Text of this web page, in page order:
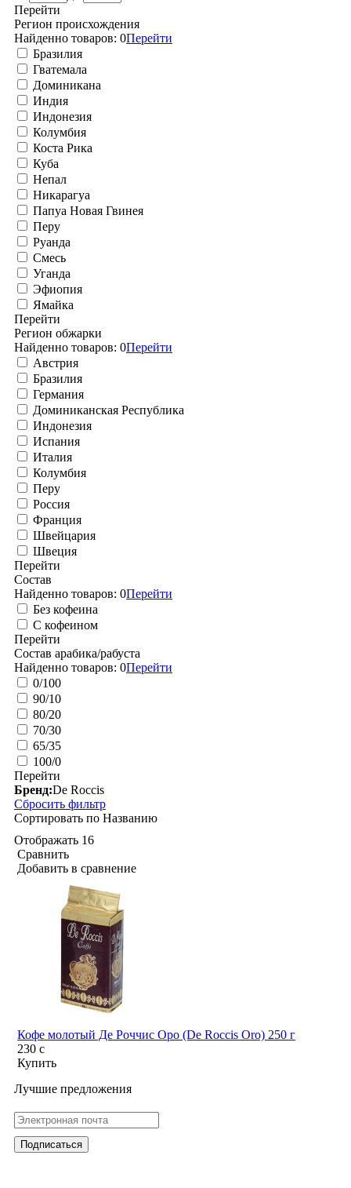
Перейти
Регион происхождения
Найденно товаров: 0Перейти
Бразилия
Гватемала
Доминикана
Индия
Индонезия
Колумбия
Коста Рика
Куба
Непал
Никарагуа
Папуа Новая Гвинея
Перу
Руанда
Смесь
Уганда
Эфиопия
Ямайка
Перейти
Регион обжарки
Найденно товаров: 0Перейти
Австрия
Бразилия
Германия
Доминиканская Республика
Индонезия
Испания
Италия
Колумбия
Перу
Россия
Франция
Швейцария
Швеция
Перейти
Состав
Найденно товаров: 0Перейти
Без кофеина
С кофеином
Перейти
Состав арабика/рабуста
Найденно товаров: 0Перейти
0/100
90/10
80/20
70/30
65/35
100/0
Перейти
Бренд:De Roccis
Сбросить фильтр
Сортировать по Названию
Отображать 16
Сравнить
Добавить в сравнение
Кофе молотый Де Роччис Оро (De Roccis Oro) 250 г
230c
Купить
Лучшие предложения